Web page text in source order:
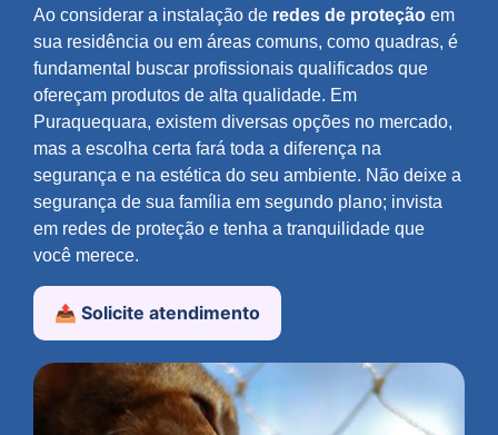
Ao considerar a instalação de redes de proteção em
sua residência ou em áreas comuns, como quadras, é
fundamental buscar profissionais qualificados que
ofereçam produtos de alta qualidade. Em
Puraquequara, existem diversas opções no mercado,
mas a escolha certa fará toda a diferença na
segurança e na estética do seu ambiente. Não deixe a
segurança de sua família em segundo plano; invista
em redes de proteção e tenha a tranquilidade que
você merece.
📤 Solicite atendimento